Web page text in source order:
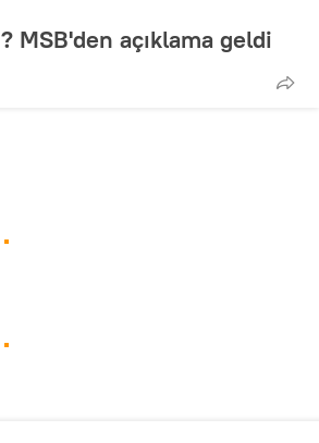
MSB'den açıklama geldi